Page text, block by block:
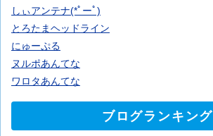
しぃアンテナ(*ﾟーﾟ)
とろたまヘッドライン
にゅーぷる
ヌルポあんてな
ワロタあんてな
ブログランキング